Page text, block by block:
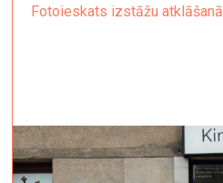
Fotoieskats izstāžu atklāšanā